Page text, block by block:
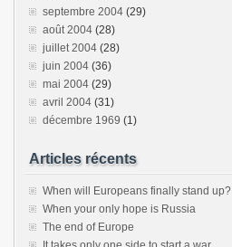
septembre 2004 (29)
août 2004 (28)
juillet 2004 (28)
juin 2004 (36)
mai 2004 (29)
avril 2004 (31)
décembre 1969 (1)
Articles récents
When will Europeans finally stand up?
When your only hope is Russia
The end of Europe